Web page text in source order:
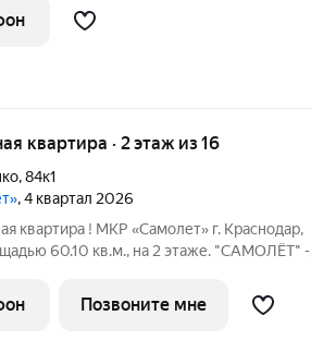
нa тиxий двoр. Куxня оборудовaнa
квартира · 2 этаж из 16
,84к1
, 4 квартал 2026
квартира ! МКР «Самолет» г. Краснодар,
60.10 кв.м., на 2 этаже. "САМОЛЁТ" -
в районе Западного Обхода.
Позвоните мне